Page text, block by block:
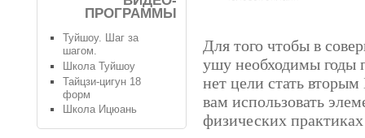
Для того чтобы в
ушу необходимы годы
нет цели стать
вам использовать
физических
ПРОГРАММЫ
Туйшоу. Шаг за
шагом.
Школа Туйшоу
Тайцзи-цигун 18
форм
Школа Ицюань